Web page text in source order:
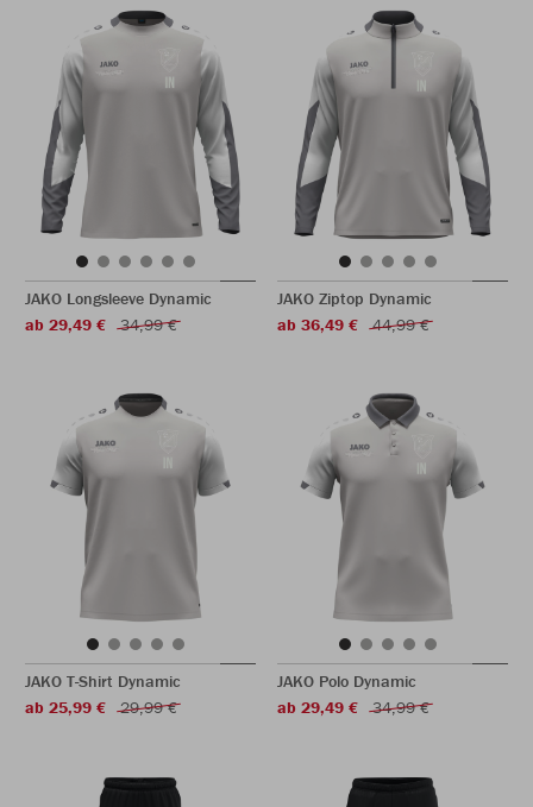
JAKO Longsleeve Dynamic
ab 29,49 €
34,99 €
JAKO Ziptop Dynamic
ab 36,49 €
44,99 €
JAKO T-Shirt Dynamic
ab 25,99 €
29,99 €
JAKO Polo Dynamic
ab 29,49 €
34,99 €